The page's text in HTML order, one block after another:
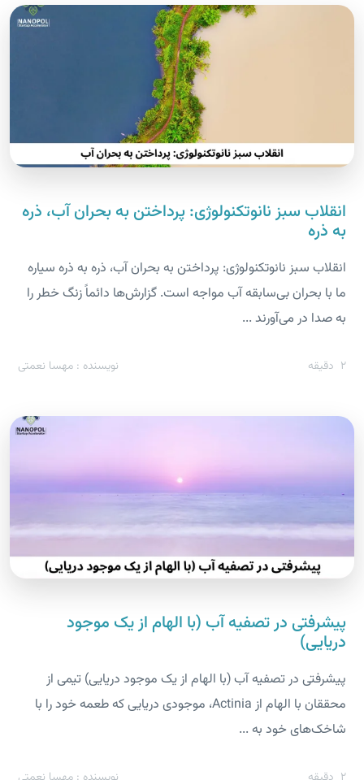
انقلاب سبز نانوتکنولوژی: پرداختن به بحران آب، ذره
به ذره
انقلاب سبز نانوتکنولوژی: پرداختن به بحران آب، ذره به ذره سیاره
ما با بحران بی‌سابقه آب مواجه است. گزارش‌ها دائماً زنگ خطر را
به صدا در می‌آورند ...
2 دقیقه نویسنده : مهسا نعمتی
پیشرفتی در تصفیه آب (با الهام از یک موجود
دریایی)
پیشرفتی در تصفیه آب (با الهام از یک موجود دریایی) تیمی از
محققان با الهام از Actinia، موجودی دریایی که طعمه خود را با
شاخک‌های خود به ...